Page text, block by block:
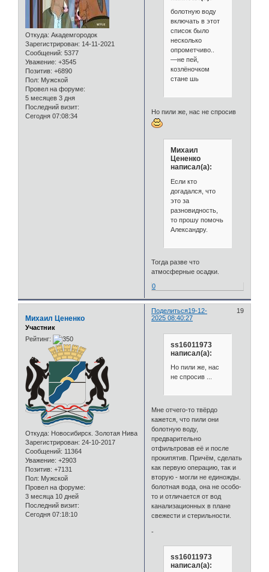
Откуда: Академгородок
Зарегистрирован: 14-11-2021
Сообщений: 5377
Уважение: +3545
Позитив: +6890
Пол: Мужской
Провел на форуме:
5 месяцев 3 дня
Последний визит:
Сегодня 07:08:34
болотную воду
включать в этот
список было
несколько
опрометчиво..
―не пей,
козлёночком
стане шь
Но пили же, нас не спросив
Михаил
Цененко
написал(а):
Если кто
догадался, что
это за
разновидность,
то прошу помочь
Александру.
Тогда разве что
атмосферные осадки.
0
Поделиться 19
19-12-
2025 08:40:27
Михаил Цененко
Участник
Рейтинг:
Откуда: Новосибирск. Золотая Нива
Зарегистрирован: 24-10-2017
Сообщений: 11364
Уважение: +2903
Позитив: +7131
Пол: Мужской
Провел на форуме:
3 месяца 10 дней
Последний визит:
Сегодня 07:18:10
ss16011973
написал(а):
Но пили же, нас
не спросив ...
Мне отчего-то твёрдо
кажется, что пили они
болотную воду,
предварительно
отфильтровав её и после
прокипятив. Причём, сделать
как первую операцию, так и
вторую - могли не единожды.
болотная вода, она не особо-
то и отличается от вод
канализационных в плане
свежести и стерильности.
-
ss16011973
написал(а):